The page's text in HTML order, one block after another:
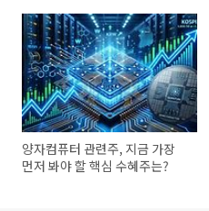
양자컴퓨터 관련주, 지금 가장
먼저 봐야 할 핵심 수혜주는?